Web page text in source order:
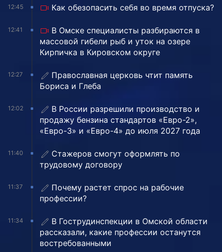
12:45 Как обезопасить себя во время отпуска?
12:41
В Омске специалисты разбираются в
массовой гибели рыб и уток на озере
Кирпичка в Кировском округе
12:27
Православная церковь чтит память
Бориса и Глеба
12:02
В России разрешили производство и
продажу бензина стандартов «Евро-2»,
«Евро-3» и «Евро-4» до июля 2027 года
11:40
Стажеров смогут оформлять по
трудовому договору
11:37
Почему растет спрос на рабочие
профессии?
11:34
В Гострудинспекции в Омской области
рассказали, какие профессии останутся
востребованными